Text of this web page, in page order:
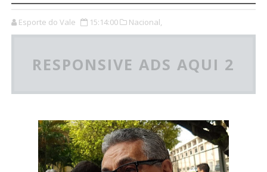
Esporte do Vale 15:14:00 Nacional,
RESPONSIVE ADS AQUI 2